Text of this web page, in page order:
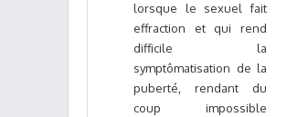
lorsque le sexuel fait
effraction et qui rend
difficile la
symptômatisation de la
puberté, rendant du
coup impossible